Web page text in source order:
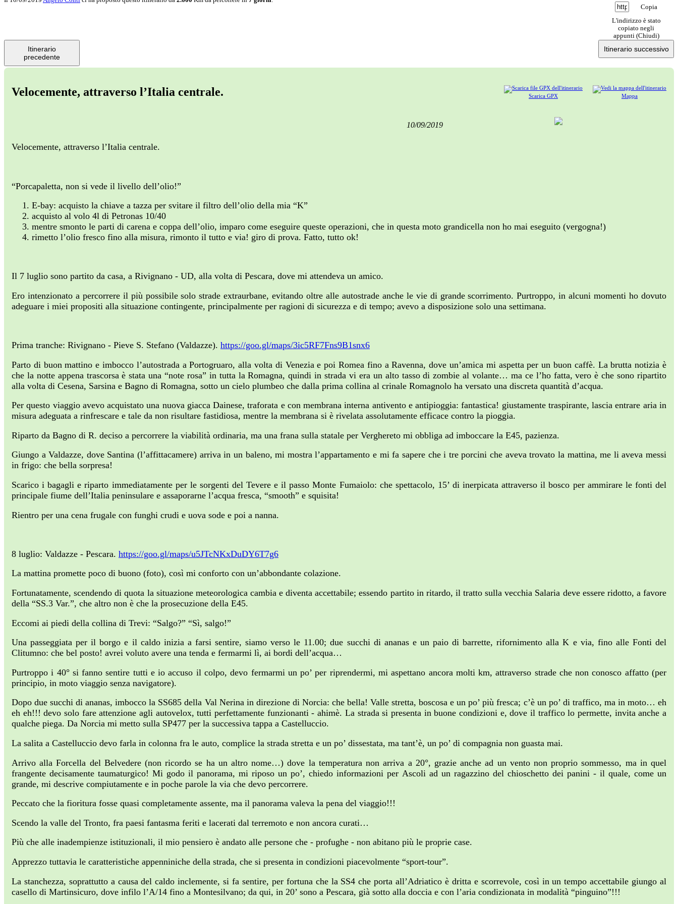
Copia
L'indirizzo è stato
copiato negli
appunti (Chiudi)
Itinerario
precedente
Itinerario successivo
Mappa
Scarica GPX
Velocemente, attraverso l’Italia centrale.
10/09/2019
Velocemente, attraverso l’Italia centrale.
“Porcapaletta, non si vede il livello dell’olio!”
E-bay: acquisto la chiave a tazza per svitare il filtro dell’olio della mia “K”
acquisto al volo 4l di Petronas 10/40
mentre smonto le parti di carena e coppa dell’olio, imparo come eseguire queste operazioni, che in questa moto grandicella non ho mai eseguito (vergogna!)
rimetto l’olio fresco fino alla misura, rimonto il tutto e via! giro di prova. Fatto, tutto ok!
Il 7 luglio sono partito da casa, a Rivignano - UD, alla volta di Pescara, dove mi attendeva un amico.
Ero intenzionato a percorrere il più possibile solo strade extraurbane, evitando oltre alle autostrade anche le vie di grande scorrimento. Purtroppo, in alcuni momenti ho dovuto
adeguare i miei propositi alla situazione contingente, principalmente per ragioni di sicurezza e di tempo; avevo a disposizione solo una settimana.
Prima tranche: Rivignano - Pieve S. Stefano (Valdazze). https://goo.gl/maps/3ic5RF7Fns9B1snx6
Parto di buon mattino e imbocco l’autostrada a Portogruaro, alla volta di Venezia e poi Romea fino a Ravenna, dove un’amica mi aspetta per un buon caffè. La brutta notizia è
che la notte appena trascorsa è stata una “note rosa” in tutta la Romagna, quindi in strada vi era un alto tasso di zombie al volante… ma ce l’ho fatta, vero è che sono ripartito
alla volta di Cesena, Sarsina e Bagno di Romagna, sotto un cielo plumbeo che dalla prima collina al crinale Romagnolo ha versato una discreta quantità d’acqua.
Per questo viaggio avevo acquistato una nuova giacca Dainese, traforata e con membrana interna antivento e antipioggia: fantastica! giustamente traspirante, lascia entrare aria in
misura adeguata a rinfrescare e tale da non risultare fastidiosa, mentre la membrana si è rivelata assolutamente efficace contro la pioggia.
Riparto da Bagno di R. deciso a percorrere la viabilità ordinaria, ma una frana sulla statale per Verghereto mi obbliga ad imboccare la E45, pazienza.
Giungo a Valdazze, dove Santina (l’affittacamere) arriva in un baleno, mi mostra l’appartamento e mi fa sapere che i tre porcini che aveva trovato la mattina, me li aveva messi
in frigo: che bella sorpresa!
Scarico i bagagli e riparto immediatamente per le sorgenti del Tevere e il passo Monte Fumaiolo: che spettacolo, 15’ di inerpicata attraverso il bosco per ammirare le fonti del
principale fiume dell’Italia peninsulare e assaporarne l’acqua fresca, “smooth” e squisita!
Rientro per una cena frugale con funghi crudi e uova sode e poi a nanna.
8 luglio: Valdazze - Pescara. https://goo.gl/maps/u5JTcNKxDuDY6T7g6
La mattina promette poco di buono (foto), così mi conforto con un’abbondante colazione.
Fortunatamente, scendendo di quota la situazione meteorologica cambia e diventa accettabile; essendo partito in ritardo, il tratto sulla vecchia Salaria deve essere ridotto, a favore
della “SS.3 Var.”, che altro non è che la prosecuzione della E45.
Eccomi ai piedi della collina di Trevi: “Salgo?” “Sì, salgo!”
Una passeggiata per il borgo e il caldo inizia a farsi sentire, siamo verso le 11.00; due succhi di ananas e un paio di barrette, rifornimento alla K e via, fino alle Fonti del
Clitumno: che bel posto! avrei voluto avere una tenda e fermarmi lì, ai bordi dell’acqua…
Purtroppo i 40° si fanno sentire tutti e io accuso il colpo, devo fermarmi un po’ per riprendermi, mi aspettano ancora molti km, attraverso strade che non conosco affatto (per
principio, in moto viaggio senza navigatore).
Dopo due succhi di ananas, imbocco la SS685 della Val Nerina in direzione di Norcia: che bella! Valle stretta, boscosa e un po’ più fresca; c’è un po’ di traffico, ma in moto… eh
eh eh!!! devo solo fare attenzione agli autovelox, tutti perfettamente funzionanti - ahimè. La strada si presenta in buone condizioni e, dove il traffico lo permette, invita anche a
qualche piega. Da Norcia mi metto sulla SP477 per la successiva tappa a Castelluccio.
La salita a Castelluccio devo farla in colonna fra le auto, complice la strada stretta e un po’ dissestata, ma tant’è, un po’ di compagnia non guasta mai.
Arrivo alla Forcella del Belvedere (non ricordo se ha un altro nome…) dove la temperatura non arriva a 20°, grazie anche ad un vento non proprio sommesso, ma in quel
frangente decisamente taumaturgico! Mi godo il panorama, mi riposo un po’, chiedo informazioni per Ascoli ad un ragazzino del chioschetto dei panini - il quale, come un
grande, mi descrive compiutamente e in poche parole la via che devo percorrere.
Peccato che la fioritura fosse quasi completamente assente, ma il panorama valeva la pena del viaggio!!!
Scendo la valle del Tronto, fra paesi fantasma feriti e lacerati dal terremoto e non ancora curati…
Più che alle inadempienze istituzionali, il mio pensiero è andato alle persone che - profughe - non abitano più le proprie case.
Apprezzo tuttavia le caratteristiche appenniniche della strada, che si presenta in condizioni piacevolmente “sport-tour”.
La stanchezza, soprattutto a causa del caldo inclemente, si fa sentire, per fortuna che la SS4 che porta all’Adriatico è dritta e scorrevole, così in un tempo accettabile giungo al
casello di Martinsicuro, dove infilo l’A/14 fino a Montesilvano; da qui, in 20’ sono a Pescara, già sotto alla doccia e con l’aria condizionata in modalità “pinguino”!!!